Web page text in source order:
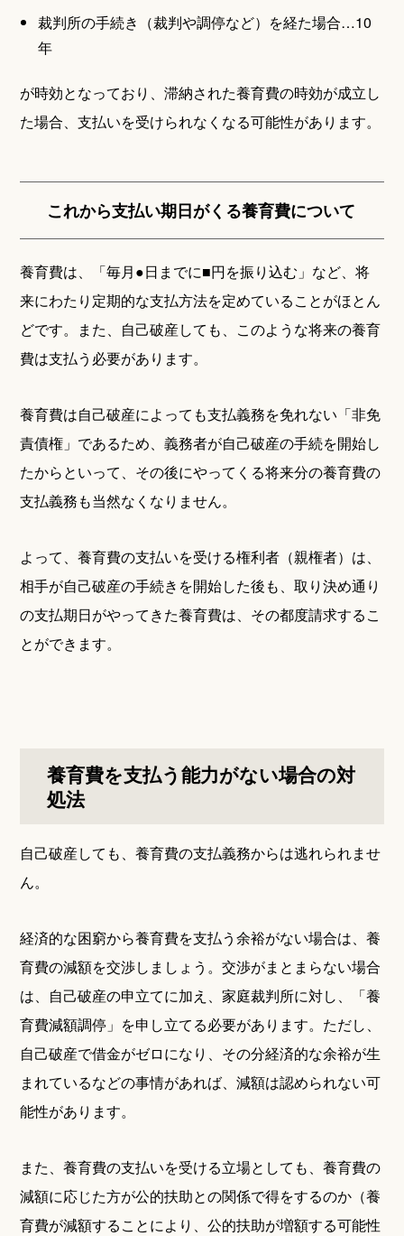
裁判所の手続き（裁判や調停など）を経た場合…10
年
が時効となっており、滞納された養育費の時効が成立し
た場合、支払いを受けられなくなる可能性があります。
これから支払い期日がくる養育費について
養育費は、「毎月●日までに■円を振り込む」など、将
来にわたり定期的な支払方法を定めていることがほとん
どです。また、自己破産しても、このような将来の養育
費は支払う必要があります。
養育費は自己破産によっても支払義務を免れない「非免
責債権」であるため、義務者が自己破産の手続を開始し
たからといって、その後にやってくる将来分の養育費の
支払義務も当然なくなりません。
よって、養育費の支払いを受ける権利者（親権者）は、
相手が自己破産の手続きを開始した後も、取り決め通り
の支払期日がやってきた養育費は、その都度請求するこ
とができます。
養育費を支払う能力がない場合の対
処法
自己破産しても、養育費の支払義務からは逃れられませ
ん。
経済的な困窮から養育費を支払う余裕がない場合は、養
育費の減額を交渉しましょう。交渉がまとまらない場合
は、自己破産の申立てに加え、家庭裁判所に対し、「養
育費減額調停」を申し立てる必要があります。ただし、
自己破産で借金がゼロになり、その分経済的な余裕が生
まれているなどの事情があれば、減額は認められない可
能性があります。
また、養育費の支払いを受ける立場としても、養育費の
減額に応じた方が公的扶助との関係で得をするのか（養
育費が減額することにより、公的扶助が増額する可能性